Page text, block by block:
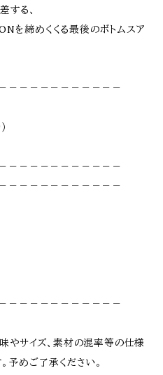
する、
締めくくる最後のボトムスア
－－－－－－－－－－－
－－－－－－－－－－－
－－－－－－－－－－－
－－－－－－－－－－－
やサイズ、素材の混率等の仕様
予めご了承ください。